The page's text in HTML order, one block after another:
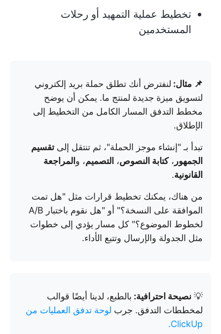
تخطيط عملية التمهيد أو رحلات
المستخدمين
📌 مثال: لنفترض أنك تطلق حملة بريد إلكتروني
لتسويق ميزة جديدة لمنتج ما. يمكن أن يوضح
مخطط التدفق المسار الكامل من التخطيط إلى
الإطلاق.
تبدأ بـ "إنشاء موجز الحملة"، ثم تنتقل إلىتقسيم
الجمهور ،كتابة النصوص، التصميم، و المراجعة
القانونية.
من هناك، يمكنك تخطيط قرارات مثل "هل تمت
الموافقة على النسخة؟" أو "هل نقوم باختبار A/B
لخطوط الموضوع؟" كل مسار يؤدي إلى خطوات
مثل الجدولة والإرسال وتتبع الأداء.
💡 نصيحة احترافية: بالطبع، لدينا أيضًا قوالب
لمخططات التدفق. جرب لوحة تدفق العمليات من
ClickUp.